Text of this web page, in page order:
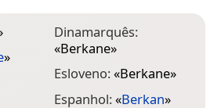
»
Dinamarquês:
«Berkane»
Esloveno:«Berkane»
Espanhol:«Berkan»